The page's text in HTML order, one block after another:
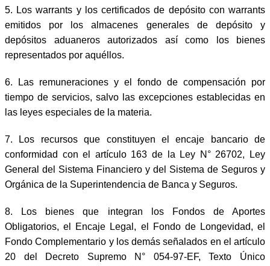
5. Los warrants y los certificados de depósito con warrants
emitidos por los almacenes generales de depósito y
depósitos aduaneros autorizados así como los bienes
representados por aquéllos.
6. Las remuneraciones y el fondo de compensación por
tiempo de servicios, salvo las excepciones establecidas en
las leyes especiales de la materia.
7. Los recursos que constituyen el encaje bancario de
conformidad con el artículo 163 de la Ley N° 26702, Ley
General del Sistema Financiero y del Sistema de Seguros y
Orgánica de la Superintendencia de Banca y Seguros.
8. Los bienes que integran los Fondos de Aportes
Obligatorios, el Encaje Legal, el Fondo de Longevidad, el
Fondo Complementario y los demás señalados en el artículo
20 del Decreto Supremo N° 054-97-EF, Texto Único